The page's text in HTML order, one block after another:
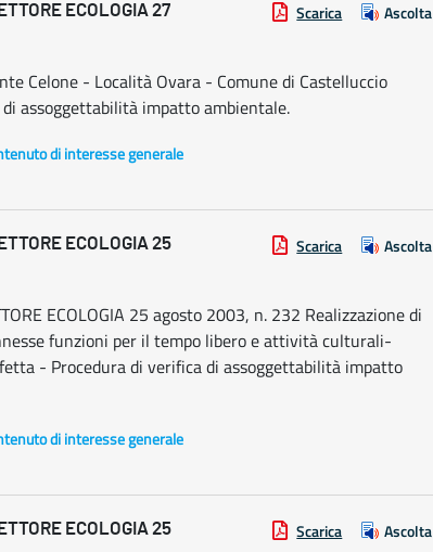
ECOLOGIA 27
Scarica Ascolta
Celone - Località Ovara - Comune di Castelluccio
assoggettabilità impatto ambientale.
di interesse generale
ECOLOGIA 25
Scarica Ascolta
ECOLOGIA 25 agosto 2003, n. 232 Realizzazione di
funzioni per il tempo libero e attività culturali-
- Procedura di verifica di assoggettabilità impatto
di interesse generale
ECOLOGIA 25
Scarica Ascolta